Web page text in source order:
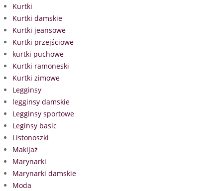
Kurtki
Kurtki damskie
Kurtki jeansowe
Kurtki przejściowe
kurtki puchowe
Kurtki ramoneski
Kurtki zimowe
Legginsy
legginsy damskie
Legginsy sportowe
Leginsy basic
Listonoszki
Makijaż
Marynarki
Marynarki damskie
Moda